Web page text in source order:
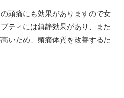
頭痛にも効果がありますので女
ティには鎮静効果があり、また
いため、頭痛体質を改善するた